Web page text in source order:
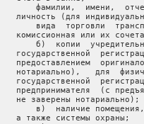
фамилии,  имени,
личность (для
вида  торговли
комиссионная или их
б)  копии
государственной
предоставлением
нотариально),   для
государственной
предпринимателя  (с
   не заверены нотариально);
в)  наличие
   а также системы охраны;